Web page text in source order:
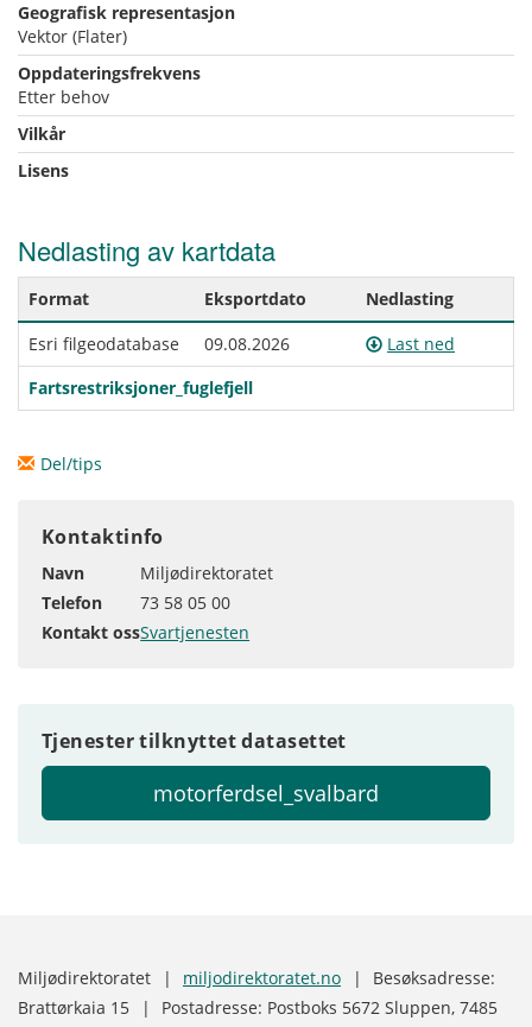
Geografisk representasjon
Vektor (Flater)
Oppdateringsfrekvens
Etter behov
Vilkår
Lisens
Nedlasting av kartdata
Format Eksportdato
Nedlasting
Esri filgeodatabase
09.08.2026
Last ned
Fartsrestriksjoner_fuglefjell
Del/tips
Kontaktinfo
Navn
Miljødirektoratet
Telefon
73 58 05 00
Kontakt ossSvartjenesten
Tjenester tilknyttet datasettet
motorferdsel_svalbard
Miljødirektoratet | miljodirektoratet.no |
Besøksadresse:
Brattørkaia 15
|
Postadresse: Postboks 5672 Sluppen, 7485